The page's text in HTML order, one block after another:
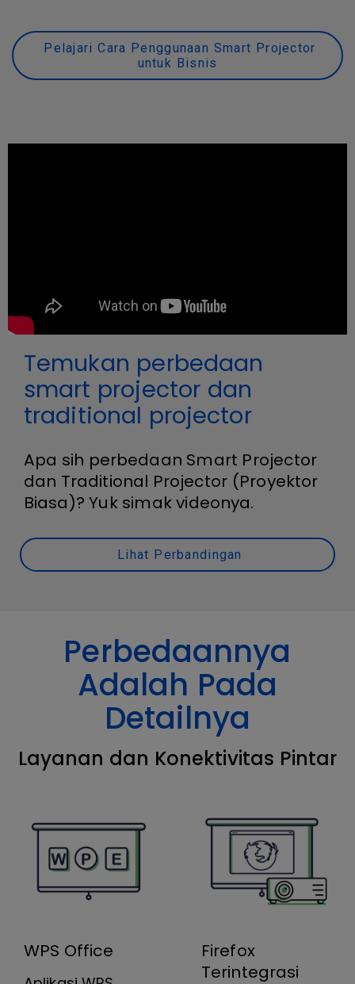
Pelajari Cara Penggunaan Smart Projector
untuk Bisnis
Temukan perbedaan
smart projector dan
traditional projector
Apa sih perbedaan Smart Projector
dan Traditional Projector (Proyektor
Biasa)? Yuk simak videonya.
Lihat Perbandingan
Perbedaannya
Adalah Pada
Detailnya
Layanan dan Konektivitas Pintar
WPS Office
Firefox
Terintegrasi